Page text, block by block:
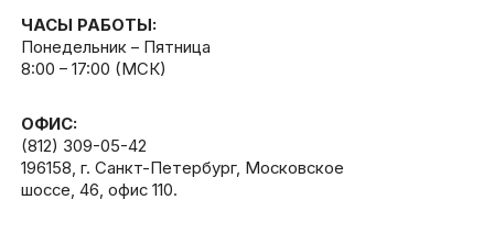
ЧАСЫ РАБОТЫ:
Понедельник – Пятница
8:00 – 17:00 (МСК)
ОФИС:
(812) 309-05-42
196158, г. Санкт-Петербург, Московское
шоссе, 46, офис 110.